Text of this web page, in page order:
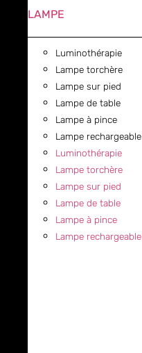
LAMPE
Luminothérapie
Lampe torchère
Lampe sur pied
Lampe de table
Lampe à pince
Lampe rechargeable
Luminothérapie
Lampe torchère
Lampe sur pied
Lampe de table
Lampe à pince
Lampe rechargeable